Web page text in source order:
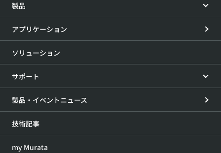
製品
アプリケーション
ソリューション
サポート
製品・イベントニュース
技術記事
my Murata